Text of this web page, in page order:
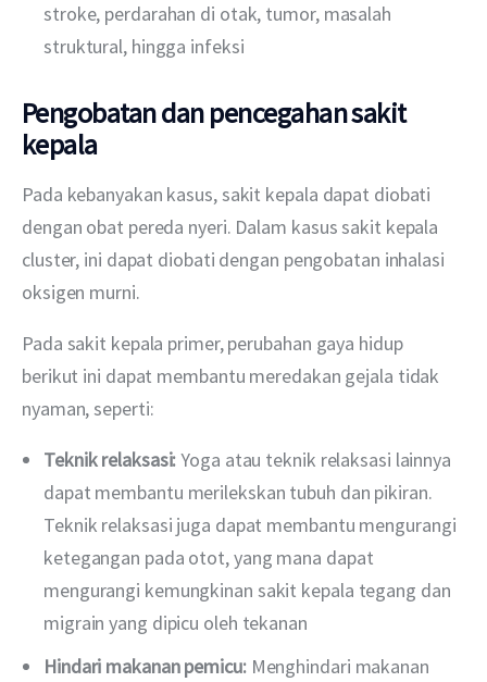
stroke, perdarahan di otak, tumor, masalah
struktural, hingga infeksi
Pengobatan dan pencegahan sakit
kepala
Pada kebanyakan kasus, sakit kepala dapat diobati
dengan obat pereda nyeri. Dalam kasus sakit kepala
cluster, ini dapat diobati dengan pengobatan inhalasi
oksigen murni.
Pada sakit kepala primer, perubahan gaya hidup
berikut ini dapat membantu meredakan gejala tidak
nyaman, seperti:
Teknik relaksasi:Yoga atau teknik relaksasi lainnya
dapat membantu merilekskan tubuh dan pikiran.
Teknik relaksasi juga dapat membantu mengurangi
ketegangan pada otot, yang mana dapat
mengurangi kemungkinan sakit kepala tegang dan
migrain yang dipicu oleh tekanan
Hindari makanan pemicu:Menghindari makanan